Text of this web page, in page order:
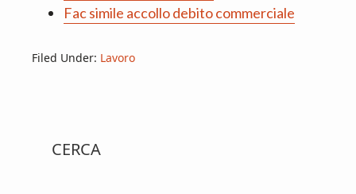
Fac simile accollo debito commerciale
Filed Under: Lavoro
Primary
CERCA